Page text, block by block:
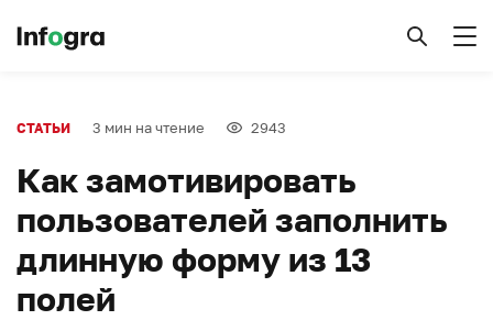
СТАТЬИ 3 мин на чтение 2943
Как замотивировать
пользователей заполнить
длинную форму из 13
полей